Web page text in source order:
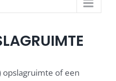
opslagruimte of een